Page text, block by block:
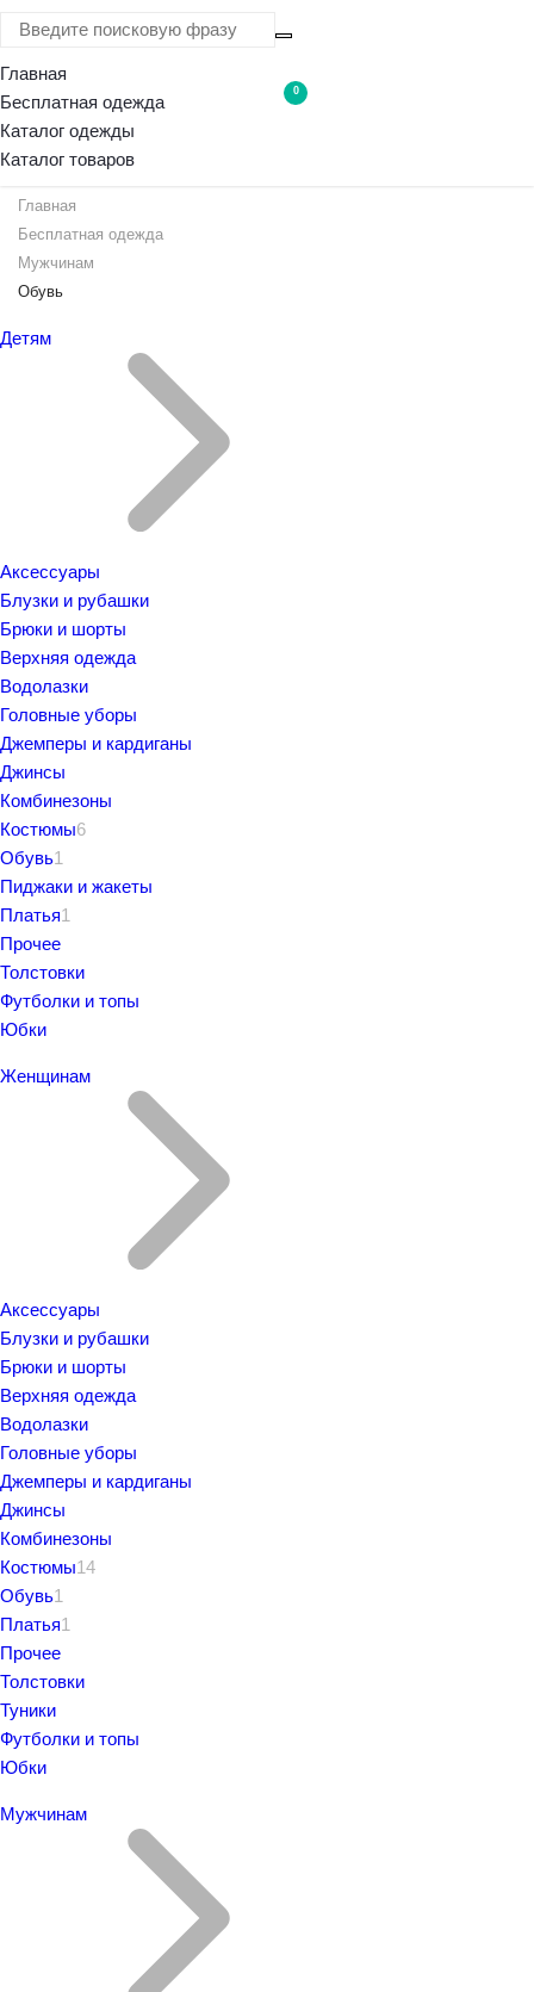
Главная
Бесплатная одежда
Каталог одежды
Каталог товаров
0
Главная
Бесплатная одежда
Мужчинам
Обувь
Детям
Аксессуары
Блузки и рубашки
Брюки и шорты
Верхняя одежда
Водолазки
Головные уборы
Джемперы и кардиганы
Джинсы
Комбинезоны
Костюмы6
Обувь1
Пиджаки и жакеты
Платья1
Прочее
Толстовки
Футболки и топы
Юбки
Женщинам
Аксессуары
Блузки и рубашки
Брюки и шорты
Верхняя одежда
Водолазки
Головные уборы
Джемперы и кардиганы
Джинсы
Комбинезоны
Костюмы14
Обувь1
Платья1
Прочее
Толстовки
Туники
Футболки и топы
Юбки
Мужчинам